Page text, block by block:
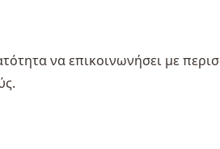
να επικοινωνήσει με